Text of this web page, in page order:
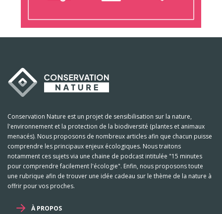
Conservation Nature est un projet de sensibilisation sur la nature,
l'environnement et la protection de la biodiversité (plantes et animaux
menacés). Nous proposons de nombreux articles afin que chacun puisse
comprendre les principaux enjeux écologiques. Nous traitons
notamment ces sujets via une chaine de podcast intitulée "15 minutes
pour comprendre facilement l'écologie". Enfin, nous proposons toute
une rubrique afin de trouver une idée cadeau sur le thème de la nature à
offrir pour vos proches.
À PROPOS